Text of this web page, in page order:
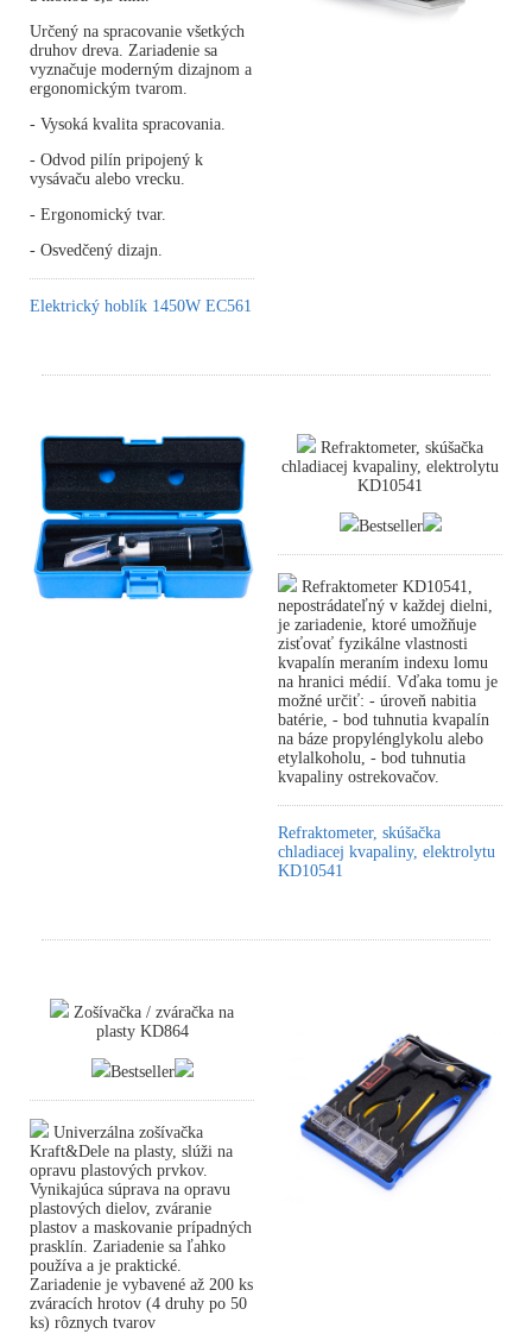
Určený na spracovanie všetkých
druhov dreva. Zariadenie sa
vyznačuje moderným dizajnom a
ergonomickým tvarom.
- Vysoká kvalita spracovania.
- Odvod pilín pripojený k
vysávaču alebo vrecku.
- Ergonomický tvar.
- Osvedčený dizajn.
Elektrický hoblík 1450W EC561
Refraktometer, skúšačka
chladiacej kvapaliny, elektrolytu
KD10541
Bestseller
Refraktometer KD10541,
nepostrádateľný v každej dielni,
je zariadenie, ktoré umožňuje
zisťovať fyzikálne vlastnosti
kvapalín meraním indexu lomu
na hranici médií. Vďaka tomu je
možné určiť: - úroveň nabitia
batérie, - bod tuhnutia kvapalín
na báze propylénglykolu alebo
etylalkoholu, - bod tuhnutia
kvapaliny ostrekovačov.
Refraktometer, skúšačka
chladiacej kvapaliny, elektrolytu
KD10541
Zošívačka / zváračka na
plasty KD864
Bestseller
Univerzálna zošívačka
Kraft&Dele na plasty, slúži na
opravu plastových prvkov.
Vynikajúca súprava na opravu
plastových dielov, zváranie
plastov a maskovanie prípadných
prasklín. Zariadenie sa ľahko
používa a je praktické.
Zariadenie je vybavené až 200 ks
zváracích hrotov (4 druhy po 50
ks) rôznych tvarov